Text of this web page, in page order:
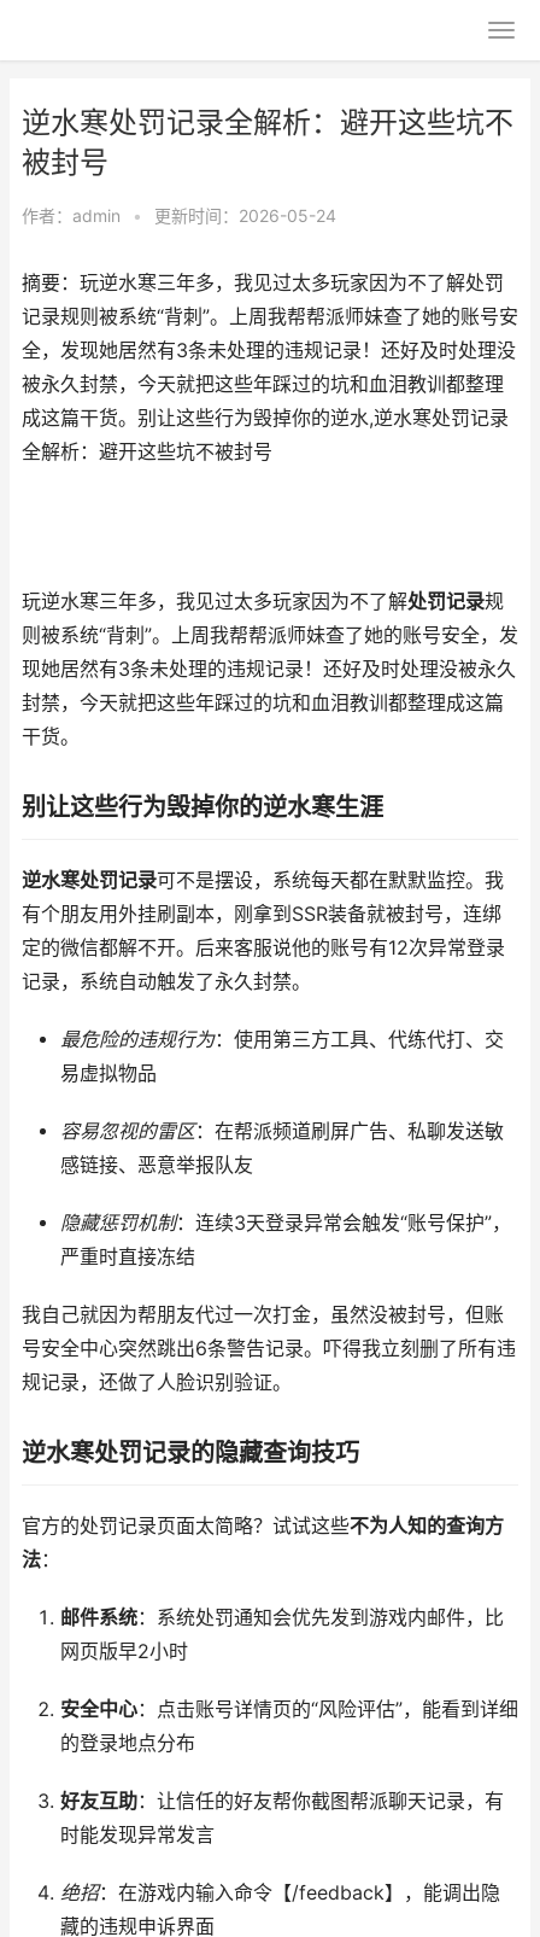
逆水寒处罚记录全解析：避开这些坑不
被封号
作者： admin • 更新时间：2026-05-24
摘要：玩逆水寒三年多，我见过太多玩家因为不了解处罚
记录规则被系统“背刺”。上周我帮帮派师妹查了她的账号安
全，发现她居然有3条未处理的违规记录！还好及时处理没
被永久封禁，今天就把这些年踩过的坑和血泪教训都整理
成这篇干货。别让这些行为毁掉你的逆水,逆水寒处罚记录
全解析：避开这些坑不被封号
玩逆水寒三年多，我见过太多玩家因为不了解处罚记录规
则被系统“背刺”。上周我帮帮派师妹查了她的账号安全，发
现她居然有3条未处理的违规记录！还好及时处理没被永久
封禁，今天就把这些年踩过的坑和血泪教训都整理成这篇
干货。
别让这些行为毁掉你的逆水寒生涯
逆水寒处罚记录可不是摆设，系统每天都在默默监控。我
有个朋友用外挂刷副本，刚拿到SSR装备就被封号，连绑
定的微信都解不开。后来客服说他的账号有12次异常登录
记录，系统自动触发了永久封禁。
最危险的违规行为：使用第三方工具、代练代打、交
易虚拟物品
容易忽视的雷区：在帮派频道刷屏广告、私聊发送敏
感链接、恶意举报队友
隐藏惩罚机制：连续3天登录异常会触发“账号保护”，
严重时直接冻结
我自己就因为帮朋友代过一次打金，虽然没被封号，但账
号安全中心突然跳出6条警告记录。吓得我立刻删了所有违
规记录，还做了人脸识别验证。
逆水寒处罚记录的隐藏查询技巧
官方的处罚记录页面太简略？试试这些不为人知的查询方
法：
邮件系统：系统处罚通知会优先发到游戏内邮件，比
网页版早2小时
安全中心：点击账号详情页的“风险评估”，能看到详细
的登录地点分布
好友互助：让信任的好友帮你截图帮派聊天记录，有
时能发现异常发言
绝招：在游戏内输入命令【/feedback】，能调出隐
藏的违规申诉界面